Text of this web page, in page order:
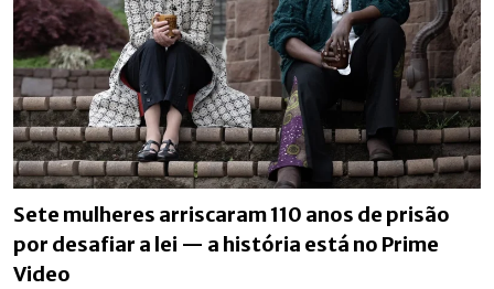
Sete mulheres arriscaram 110 anos de prisão
por desafiar a lei — a história está no Prime
Video